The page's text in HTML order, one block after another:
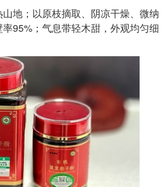
地；以原枝摘取、阴凉干燥、微纳
95%；气息带轻木甜，外观均匀细